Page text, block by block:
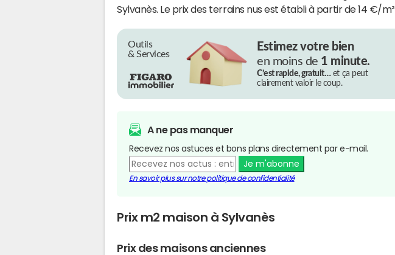
Sylvanès. Le prix des terrains nus est établi à partir de 14 €/m².
Outils
& Services
Estimez votre bien
en moins de 1 minute.
C’est rapide, gratuit…et ça peut
clairement valoir le coup.
A ne pas manquer
Recevez nos astuces et bons plans directement par e-mail.
Je m'abonne
En savoir plus sur notre politique de confidentialité
Prix m2 maison à Sylvanès
Prix des maisons anciennes